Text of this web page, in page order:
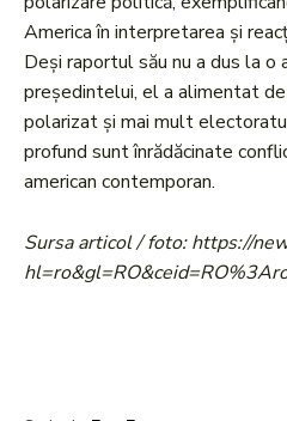
America în interpretarea și
Deși raportul său nu a dus la o
președintelui, el a alimentat
polarizat și mai mult
profund sunt înrădăcinate
american contemporan.
Sursa articol / foto: https://